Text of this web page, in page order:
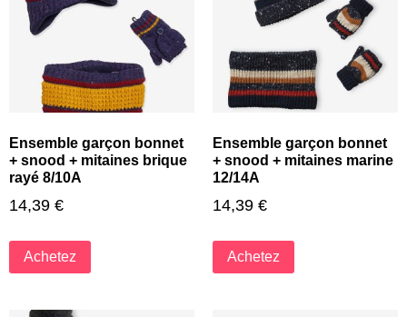
Ensemble garçon bonnet
+ snood + mitaines brique
rayé 8/10A
14,39 €
Achetez
Ensemble garçon bonnet
+ snood + mitaines marine
12/14A
14,39 €
Achetez